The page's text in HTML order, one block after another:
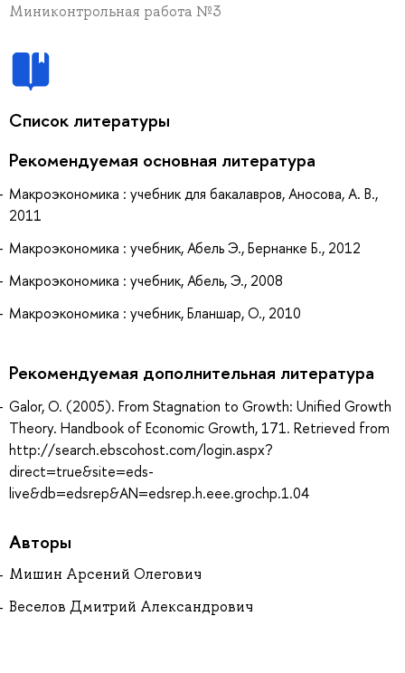
Миниконтрольная работа №3
Список литературы
Рекомендуемая основная литература
Макроэкономика : учебник для бакалавров, Аносова, А. В.,
2011
Макроэкономика : учебник, Абель Э., Бернанке Б., 2012
Макроэкономика : учебник, Абель, Э., 2008
Макроэкономика : учебник, Бланшар, О., 2010
Рекомендуемая дополнительная литература
Galor, O. (2005). From Stagnation to Growth: Unified Growth
Theory. Handbook of Economic Growth, 171. Retrieved from
http://search.ebscohost.com/login.aspx?
direct=true&site=eds-
live&db=edsrep&AN=edsrep.h.eee.grochp.1.04
Авторы
Мишин Арсений Олегович
Веселов Дмитрий Александрович